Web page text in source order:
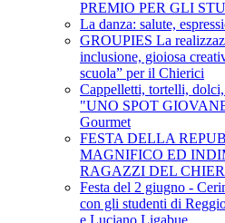
PREMIO PER GLI
La danza: salute,
GROUPIES La
inclusione, gioiosa
scuola” per il Chierici
Cappelletti, tortelli,
"UNO SPOT
Gourmet
FESTA DELLA
MAGNIFICO ED
RAGAZZI DEL
Festa del 2 giugno -
con gli studenti di